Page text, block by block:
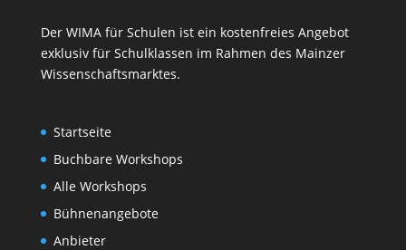
Der WIMA für Schulen ist ein kostenfreies Angebot
exklusiv für Schulklassen im Rahmen des Mainzer
Wissenschaftsmarktes.
Startseite
Buchbare Workshops
Alle Workshops
Bühnenangebote
Anbieter